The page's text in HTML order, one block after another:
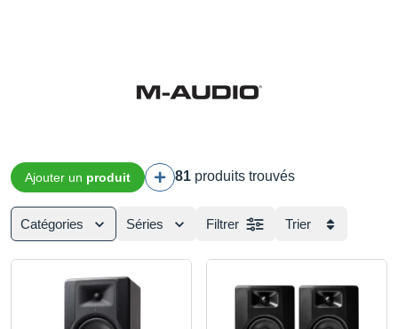
Ajouter un produit 81 produits trouvés
Catégories Séries Filtrer Trier